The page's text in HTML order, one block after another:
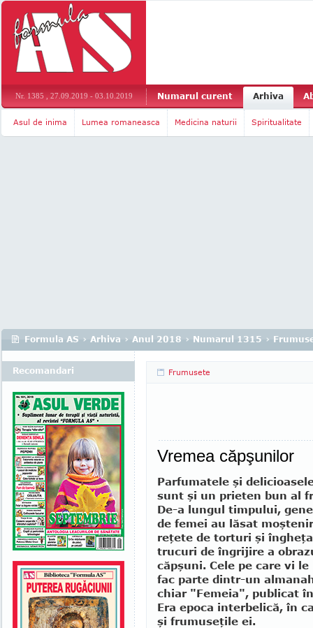
Nr. 1385 , 27.09.2019 - 03.10.2019 Numarul curent Arhiva
Asul de inima Lumea romaneasca Medicina naturii Spiritualitate
Formula AS › Arhiva › Anul 2018 › Numarul 1315 ›
Frumusete
Vremea căpşunilor
Parfumatele şi
sunt şi un prieten bun al
De-a lungul timpului,
de femei au lăsat
reţete de torturi şi
trucuri de îngrijire a
căpşuni. Cele pe care vi
fac parte dintr-un
chiar "Femeia", publicat
Era epoca interbelică, în
şi frumuseţile ei.
Recomandari